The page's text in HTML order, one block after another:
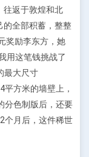
往返于敦煌和北
的全部积蓄，整整
奖励李东方，她
用这笔钱挑战了
最大尺寸
平方米的墙壁上，
分色制版后，还要
个月后，这件稀世